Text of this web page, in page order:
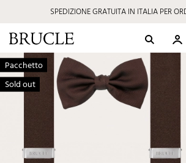
SPEDIZIONE GRATUITA IN ITALIA PER
⭐ 4.9/5 su Google | Eccellenza
Pacchetto
Sold out